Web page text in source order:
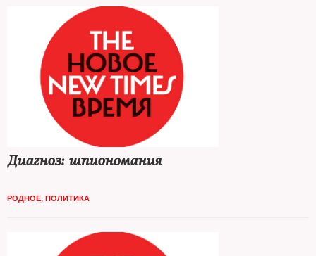
Диагноз: шпиономания
РОДНОЕ, ПОЛИТИКА